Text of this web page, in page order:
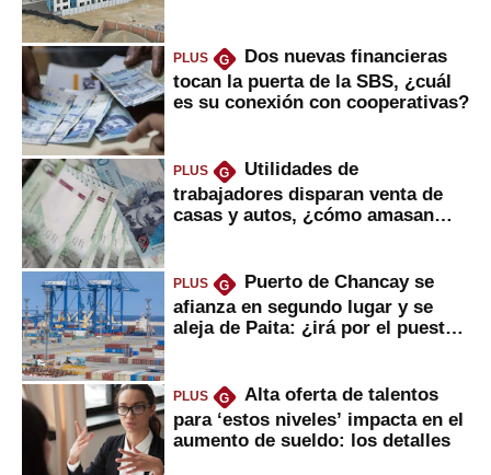
PLUS G
Dos nuevas financieras
tocan la puerta de la SBS, ¿cuál
es su conexión con cooperativas?
PLUS G
Utilidades de
trabajadores disparan venta de
casas y autos, ¿cómo amasan
PLUS G
Puerto de Chancay se
afianza en segundo lugar y se
aleja de Paita: ¿irá por el puesto
PLUS G
Alta oferta de talentos
para ‘estos niveles’ impacta en el
aumento de sueldo: los detalles